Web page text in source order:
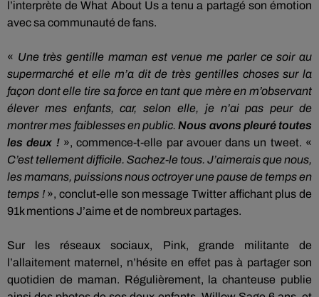
l’interprète de What About Us a tenu a partagé son émotion
avec sa communauté de fans.
« Une très gentille maman est venue me parler ce soir au
supermarché et elle m’a dit de très gentilles choses sur la
façon dont elle tire sa force en tant que mère en m’observant
élever mes enfants, car, selon elle, je n’ai pas peur de
montrer mes faiblesses en public. Nous avons pleuré toutes
les deux ! », commence-t-elle par avouer dans un tweet. «
C’est tellement difficile. Sachez-le tous. J’aimeraisque nous,
les mamans, puissions nous octroyer une pause de temps en
temps ! », conclut-elle son message Twitter affichant plus de
91k mentionsJ’aime et de nombreux partages.
Sur les réseaux sociaux, Pink, grande militante de
l’allaitement maternel, n’hésite en effet pas à partager son
quotidien de maman. Régulièrement, la chanteuse publie